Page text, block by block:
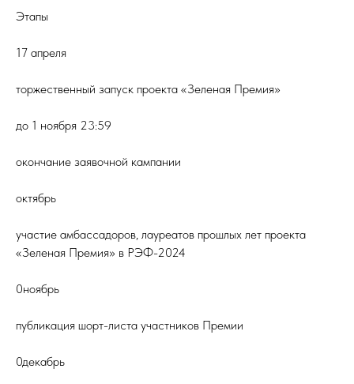
Этапы
17 апреля
торжественный запуск проекта «Зеленая Премия»
до 1 ноября 23:59
окончание заявочной кампании
октябрь
участие амбассадоров, лауреатов прошлых лет проекта
«Зеленая Премия» в РЭФ-2024
0ноябрь
публикация шорт-листа участников Премии
0декабрь